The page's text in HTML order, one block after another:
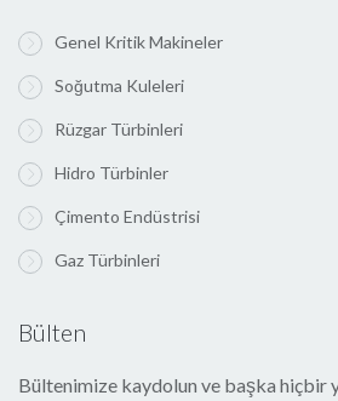
Genel Kritik Makineler
Soğutma Kuleleri
Rüzgar Türbinleri
Hidro Türbinler
Çimento Endüstrisi
Gaz Türbinleri
Bülten
Bültenimize kaydolun ve başka hiçbir